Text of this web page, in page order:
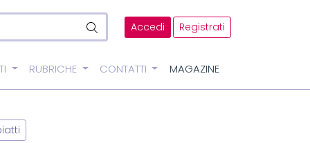
Accedi Registrati
RUBRICHE CONTATTI MAGAZINE